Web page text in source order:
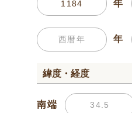
年
年
緯度・経度
南端